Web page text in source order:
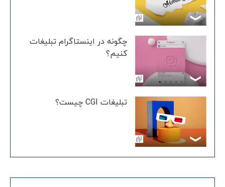
چگونه در اینستاگرام تبلیغات
کنیم؟
تبلیغات CGI چیست؟